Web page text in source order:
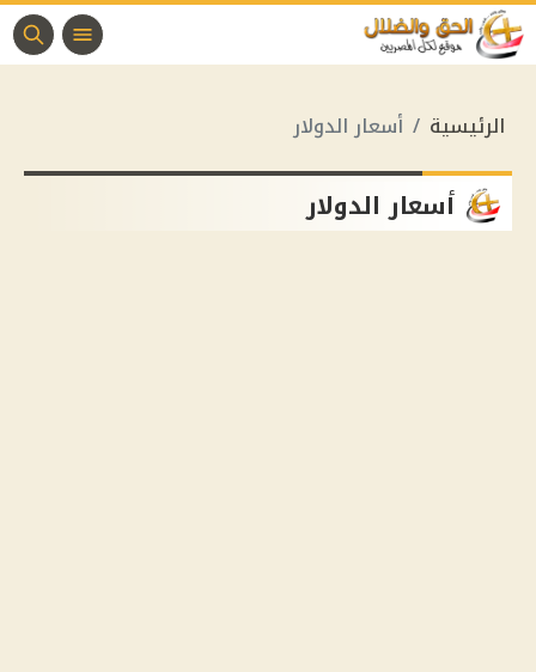
الرئيسية أسعار الدوﻻر
أسعار الدوﻻر